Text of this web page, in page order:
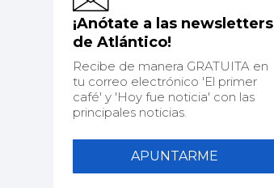
¡Anótate a las newsletters
de Atlántico!
Recibe de manera GRATUITA en
tu correo electrónico 'El primer
café' y 'Hoy fue noticia' con las
principales noticias.
APUNTARME